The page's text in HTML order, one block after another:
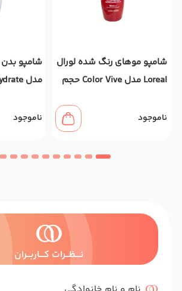
شامپو موهای رنگ شده لورال
Loreal مدل Color Vive حجم
ناموجود
شامپو
مدل Hydrate حجم 450 میل
ناموجود
نــــظـــرات کــــاربـــران